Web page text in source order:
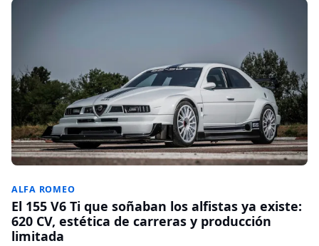
ALFA ROMEO
El 155 V6 Ti que soñaban los alfistas ya existe:
620 CV, estética de carreras y producción
limitada